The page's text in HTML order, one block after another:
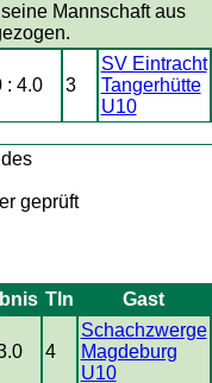
Mannschaft aus
: 4.0 3
SV Eintracht
Tangerhütte
U10
Tln Gast
4
Schachzwerge
Magdeburg
U10